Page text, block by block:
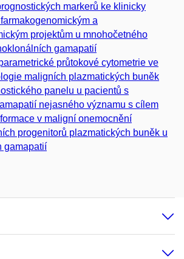
markerů ke klinicky
a
projektům u mnohočetného
gamapatií
průtokové cytometrie ve
maligních plazmatických buněk
panelu u pacientů s
nejasného významu s cílem
v maligní onemocnění
progenitorů plazmatických buněk u
gamapatií